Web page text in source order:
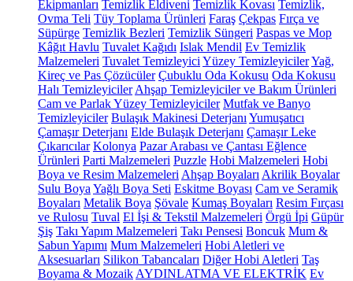
Ekipmanları Temizlik Eldiveni Temizlik Kovası Temizlik,
Ovma Teli Tüy Toplama Ürünleri Faraş Çekpas Fırça ve
Süpürge Temizlik Bezleri Temizlik Süngeri Paspas ve Mop
Kâğıt Havlu Tuvalet Kağıdı Islak Mendil Ev Temizlik
Malzemeleri Tuvalet Temizleyici Yüzey TemizleyicilerYağ,
Kireç ve Pas Çözücüler Çubuklu Oda Kokusu Oda Kokusu
Halı Temizleyiciler Ahşap Temizleyiciler ve Bakım Ürünleri
Cam ve Parlak Yüzey Temizleyiciler Mutfak ve Banyo
Temizleyiciler Bulaşık Makinesi Deterjanı Yumuşatıcı
Çamaşır Deterjanı Elde Bulaşık Deterjanı Çamaşır Leke
Çıkarıcılar Kolonya Pazar Arabası ve Çantası Eğlence
Ürünleri Parti Malzemeleri Puzzle Hobi Malzemeleri Hobi
Boya ve Resim Malzemeleri Ahşap Boyaları Akrilik Boyalar
Sulu Boya Yağlı Boya Seti Eskitme Boyası Cam ve Seramik
Boyaları Metalik Boya Şövale Kumaş Boyaları Resim Fırçası
ve Rulosu Tuval El İşi & Tekstil Malzemeleri Örgü İpi Güpür
Şiş Takı Yapım Malzemeleri Takı Pensesi Boncuk Mum &
Sabun Yapımı Mum Malzemeleri Hobi Aletleri ve
Aksesuarları Silikon Tabancaları Diğer Hobi Aletleri Taş
Boyama & Mozaik AYDINLATMA VE ELEKTRİK Ev